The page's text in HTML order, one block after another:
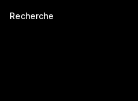
Recherche